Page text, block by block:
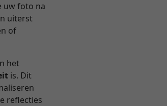
uw foto na
uiterst
of
het
is. Dit
reflecties